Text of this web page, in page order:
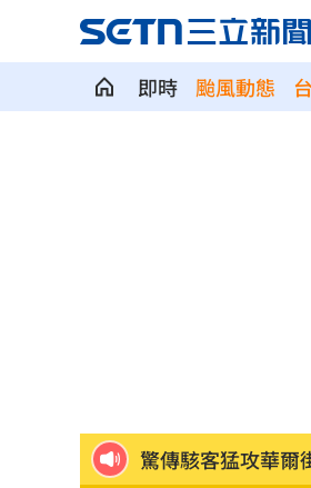
即時 颱風動態
驚傳駭客猛攻華